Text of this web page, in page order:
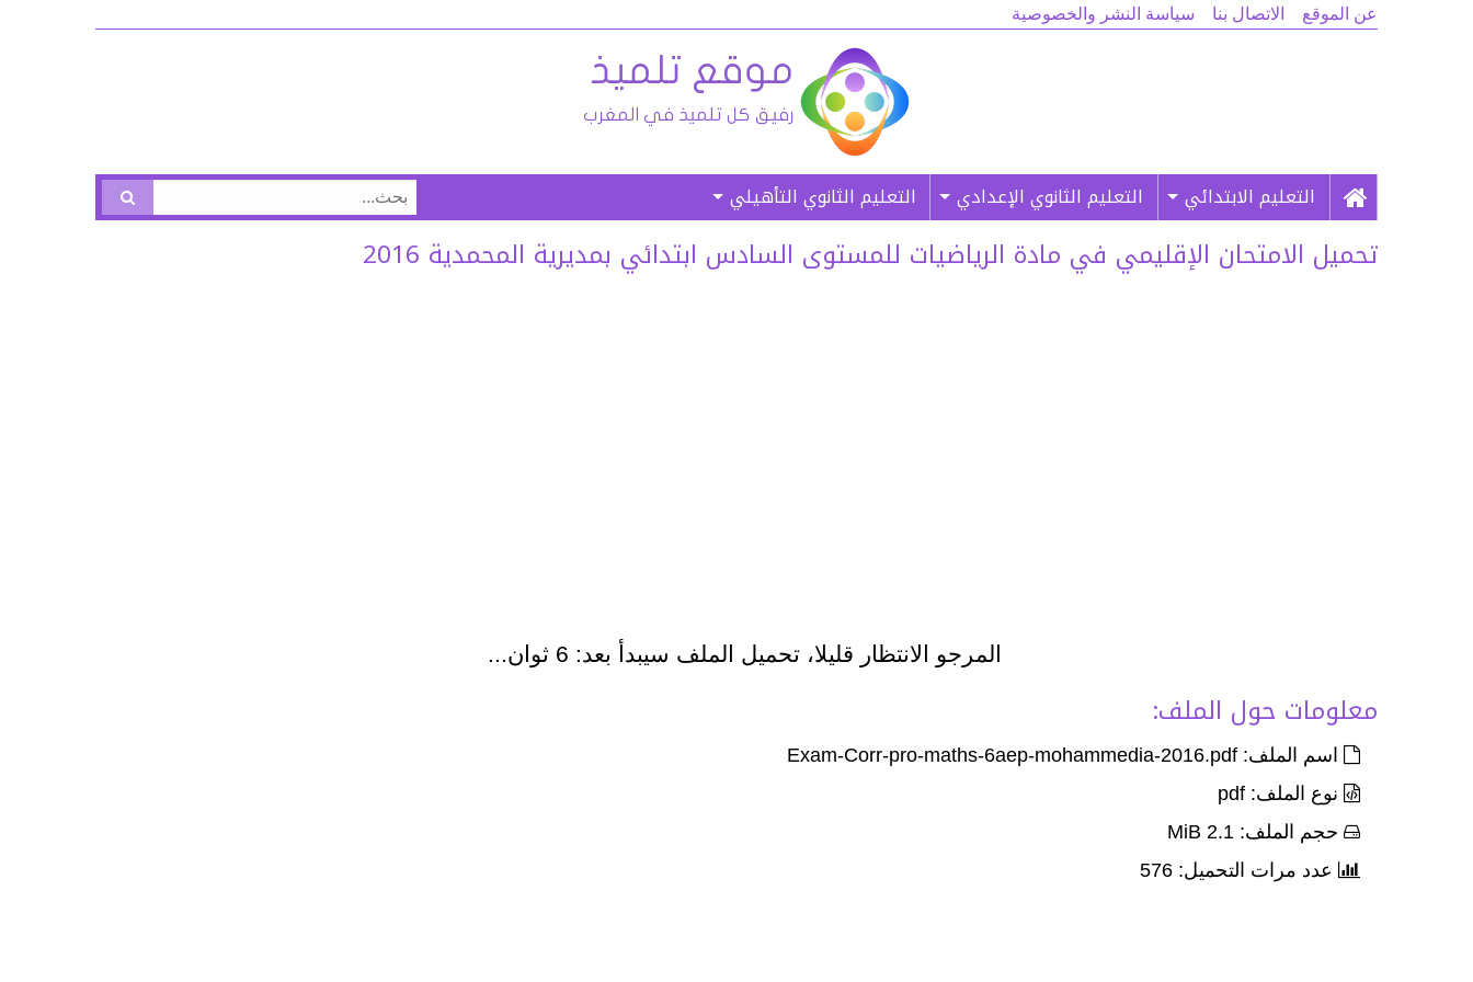
عن الموقع الاتصال بنا سياسة النشر والخصوصية
التعليم الابتدائي التعليم الثانوي الإعدادي التعليم الثانوي التأهيلي
البحث
عن:
تحميل الامتحان الإقليمي في مادة الرياضيات للمستوى السادس ابتدائي بمديرية المحمدية 2016
المرجو الانتظار قليلا، تحميل الملف سيبدأ بعد: 5 ثوان...
معلومات حول الملف:
اسم الملف: Exam-Corr-pro-maths-6aep-mohammedia-2016.pdf
نوع الملف: pdf
حجم الملف: 2.1 MiB
عدد مرات التحميل: 576